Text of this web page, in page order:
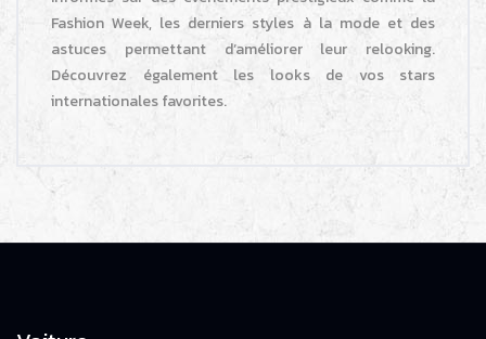
Fashion Week, les derniers styles à la mode et des
astuces permettant d’améliorer leur relooking.
Découvrez également les looks de vos stars
internationales favorites.